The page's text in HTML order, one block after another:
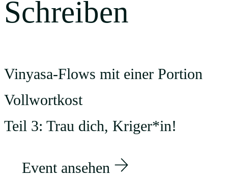
Schreiben
Vinyasa-Flows mit einer Portion
Vollwortkost
Teil 3: Trau dich, Kriger*in!
Event ansehen